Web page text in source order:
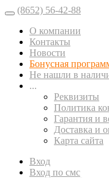
(8652) 56-42-88
О компании
Контакты
Новости
Бонусная
Не нашли в
...
Реквизиты
Политика
Гарантия и
Доставка и
Карта сайта
Вход
Вход по смс